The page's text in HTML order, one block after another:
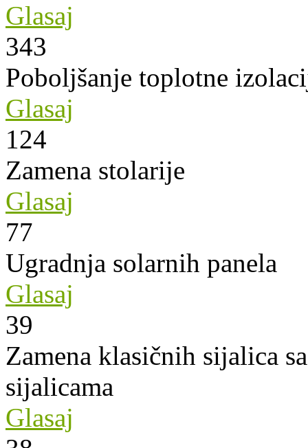
Glasaj
343
Poboljšanje toplotne
Glasaj
124
Zamena stolarije
Glasaj
77
Ugradnja solarnih panela
Glasaj
39
Zamena klasičnih sijalica
sijalicama
Glasaj